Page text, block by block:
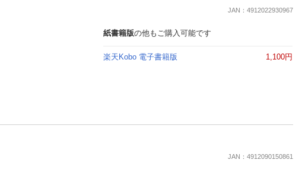
JAN：4912022930967
紙書籍版の他もご購入可能です
楽天Kobo 電子書籍版 1,100円
JAN：4912090150861